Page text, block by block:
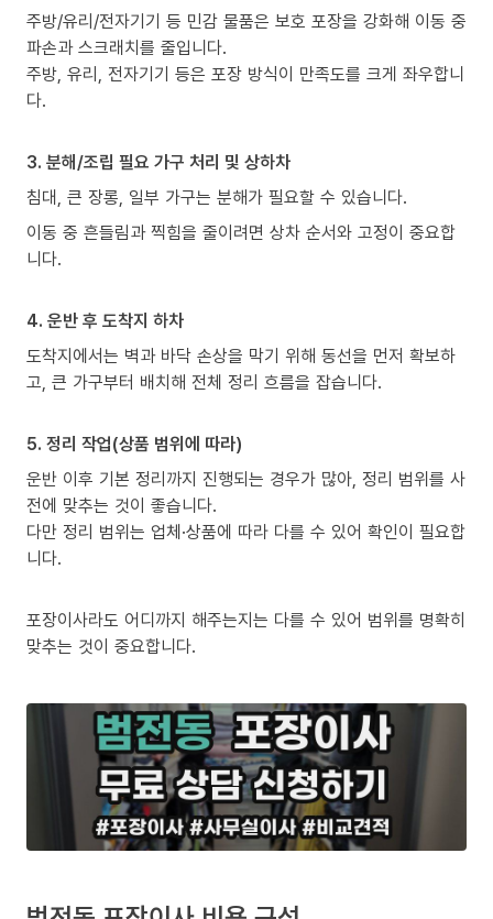
주방/유리/전자기기 등 민감 물품은 보호 포장을 강화해 이동 중
파손과 스크래치를 줄입니다.
주방, 유리, 전자기기 등은 포장 방식이 만족도를 크게 좌우합니
다.
3. 분해/조립 필요 가구 처리 및 상하차
침대, 큰 장롱, 일부 가구는 분해가 필요할 수 있습니다.
이동 중 흔들림과 찍힘을 줄이려면 상차 순서와 고정이 중요합
니다.
4. 운반 후 도착지 하차
도착지에서는 벽과 바닥 손상을 막기 위해 동선을 먼저 확보하
고, 큰 가구부터 배치해 전체 정리 흐름을 잡습니다.
5. 정리 작업(상품 범위에 따라)
운반 이후 기본 정리까지 진행되는 경우가 많아, 정리 범위를 사
전에 맞추는 것이 좋습니다.
다만 정리 범위는 업체·상품에 따라 다를 수 있어 확인이 필요합
니다.
포장이사라도 어디까지 해주는지는 다를 수 있어 범위를 명확히
맞추는 것이 중요합니다.